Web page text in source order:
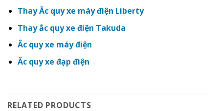
Thay Ắc quy xe máy điện Liberty
Thay ắc quy xe điện Takuda
Ắc quy xe máy điện
Ắc quy xe đạp điện
RELATED PRODUCTS